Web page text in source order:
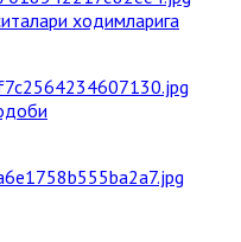
ходимларига